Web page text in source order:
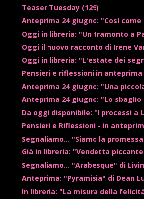
Teaser Tuesday (129)
Anteprima 24 giugno: "Così come
Oggi in libreria: "Un tramonto a
Oggi il nuovo racconto di Irene
Oggi in libreria: "L'estate dei
Pensieri e riflessioni in anteprima
Anteprima 24 giugno: "Una
Anteprima 24 giugno: "Lo sbaglio
Da oggi disponibile: "I processi a
Pensieri e Riflessioni - in
Segnaliamo... "Siamo la
Già in libreria: "Vendetta
Segnaliamo... "Arabesque" di
Anteprima: "Pyramisia" di Dean
In libreria: "La misura della